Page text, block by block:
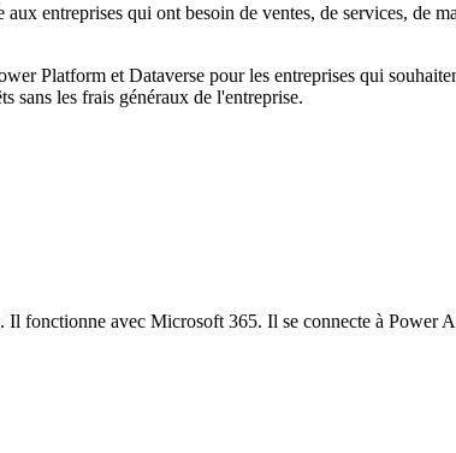
entreprises qui ont besoin de ventes, de services, de
Platform et Dataverse pour les entreprises qui
sans les frais généraux de l'entreprise.
fonctionne avec Microsoft 365. Il se connecte à Power